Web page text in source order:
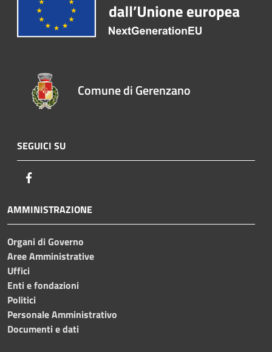
Comune di Gerenzano
SEGUICI SU
AMMINISTRAZIONE
Organi di Governo
Aree Amministrative
Uffici
Enti e fondazioni
Politici
Personale Amministrativo
Documenti e dati